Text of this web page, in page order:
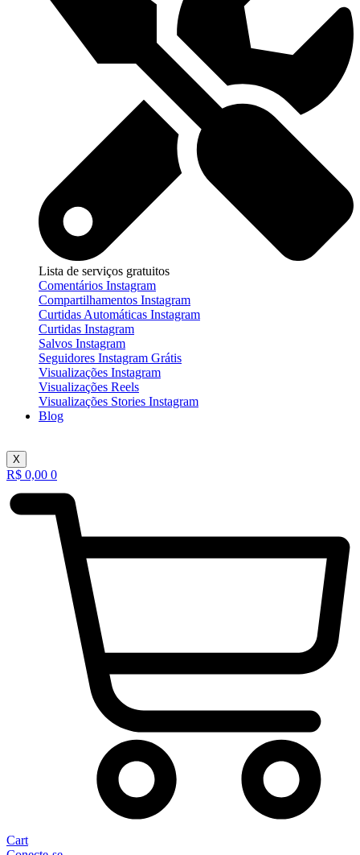
Lista de serviços gratuitos
Comentários Instagram
Compartilhamentos Instagram
Curtidas Automáticas Instagram
Curtidas Instagram
Salvos Instagram
Seguidores Instagram Grátis
Visualizações Instagram
Visualizações Reels
Visualizações Stories Instagram
Blog
X
R$ 0,00 0
Cart